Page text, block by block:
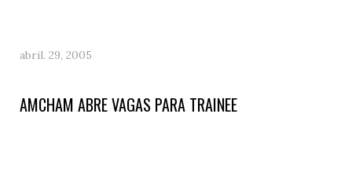
abril. 29, 2005
AMCHAM ABRE VAGAS PARA TRAINEE